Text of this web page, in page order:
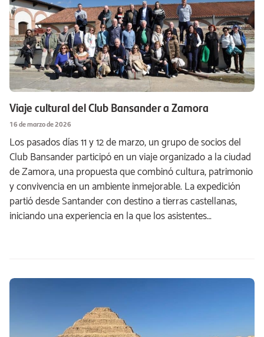
Viaje cultural del Club Bansander a Zamora
16 de marzo de 2026
Los pasados días 11 y 12 de marzo, un grupo de socios del
Club Bansander participó en un viaje organizado a la ciudad
de Zamora, una propuesta que combinó cultura, patrimonio
y convivencia en un ambiente inmejorable. La expedición
partió desde Santander con destino a tierras castellanas,
iniciando una experiencia en la que los asistentes…